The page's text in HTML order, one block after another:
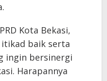
Kota Bekasi,
baik serta
ingin bersinergi
Harapannya